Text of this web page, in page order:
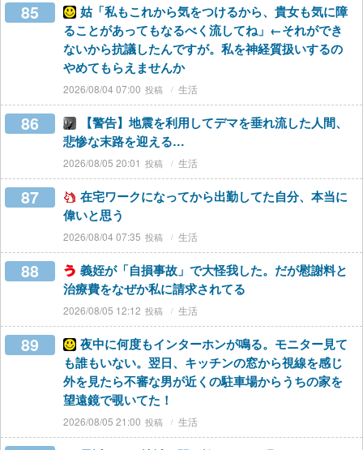
85
姑「私もこれから気をつけるから、貴女も気に障
ることがあってもなるべく流してね」←それができ
ないから抗議したんですが。私を神経質扱いするの
やめてもらえませんか
2026/08/04 07:00 生活
86
【警告】地震を利用してデマを垂れ流した人間、
悲惨な末路を迎える…
2026/08/05 20:01 生活
87
在宅ワークになってから出勤してた自分、本当に
偉いと思う
2026/08/04 07:35 生活
88
義姪が「自損事故」で大怪我した。だが慰謝料と
治療費をなぜか私に請求されてる
2026/08/05 12:12 生活
89
夜中に何度もインターホンが鳴る。モニター見て
も誰もいない。翌日、キッチンの窓から視線を感じ
外を見たら不審な男が近くの駐車場からうちの家を
望遠鏡で覗いてた！
2026/08/05 21:00 生活